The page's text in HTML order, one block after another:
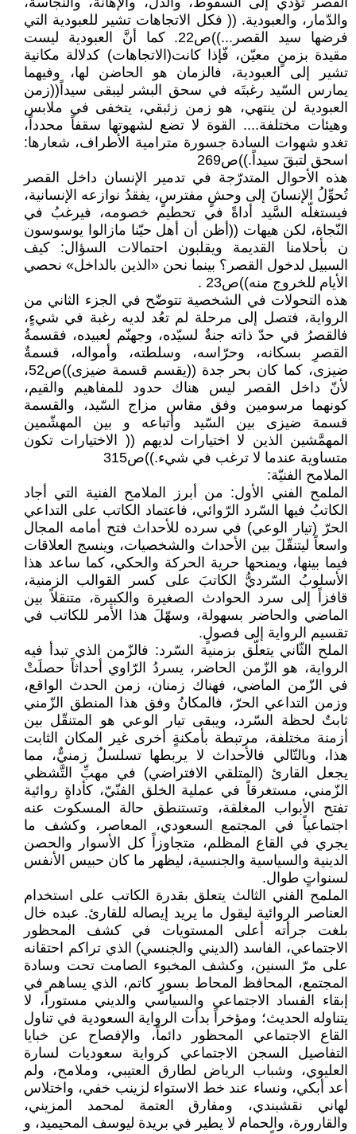
والدّمار، والعبودية. (( فكل الاتجاهات تشير للعبودية التي
فرضها سيد القصر...))ص22. كما أنَّ العبودية ليست
مقيدة بزمنٍ معيّن، فّإذا كانت(الاتجاهات) كدلالة مكانية
تشير إلى العبودية، فالزمان هو الحاضن لها، وفيهما
يمارس السّيد رغبتَه في سحق البشر ليبقى سيداً((زمن
العبودية لن ينتهي، هو زمن زئبقي، يتخفى في ملابس
وهيئات مختلفة.... القوة لا تضع لشهوتها سقفاً محدداً،
تغدو شهوات السادة جسورة مترامية الأطراف، شعارها:
اسحق لتبقَ سيداً.))ص269
هذه الأحوال المتدرّجة في تدمير الإنسان داخل القصر
تُحوِّلُ الإنسانَ إلى وحشٍ مفترسٍ، يفقدُ نوازعه الإنسانية،
فيستغلّه السَّيد أداةً في تحطيم خصومه، فيرغبُ في
النّجاة، لكن هيهات ((أظن أن أهل حيّنا مازالوا يوسوسون
ن بأحلامنا القديمة ويقلبون احتمالات السؤال: كيف
السبيل لدخول القصر؟ بينما نحن «الذين بالداخل» نحصي
الأيام للخروج منه))ص23 .
هذه التحولات في الشخصية تتوضّح في الجزء الثاني من
الرواية، فتصل إلى مرحلة لم تعُد لديه رغبة في شيءٍ،
فالقصرُ في حدّ ذاته جنةٌ لسيّده، وجهنّم لعبيده، فقسمةُ
القصرِ بسكانه، وحرّاسه، وسلطته، وأمواله، قسمةٌ
ضيزى، كما كان بحر جدة ((يقسم قسمة ضيزى))ص52،
لأنّ داخل القصر ليس هناك حدود للمفاهيم والقيم،
كونهما مرسومين وفق مقاس مزاج السّيد، والقسمة
قسمة ضيزى بين السّيد وأتباعه و بين المهشّمين
المهمَّشين الذين لا اختيارات لديهم (( الاختيارات تكون
متساوية عندما لا ترغب في شيء.))ص315
الملامح الفنيّة:
الملمح الفني الأول: من أبرز الملامح الفنية التي أجاد
الكاتبُ فيها السّرد الرّوائي، فاعتماد الكاتب على التداعي
الحرّ (تيار الوعي) في سرده للأحداث فتح أمامه المجال
واسعاً ليتنقّلَ بين الأحداث والشخصيات، وينسج العلاقات
فيما بينها، ويمنحها حرية الحركة والحكي، كما ساعد هذا
الأسلوبُ السّرديُّ الكاتبَ على كسر القوالب الزمنية،
قافزاً إلى سرد الحوادث الصغيرة والكبيرة، متنقلاً بين
الماضي والحاضر بسهولة، وسهّلَ هذا الأمر للكاتب في
تقسيم الرواية إلى فصولٍ.
الملح الثّاني يتعلّق بزمنية السّرد: فالزّمن الذي تبدأ فيه
الرواية، هو الزّمن الحاضر، يسردُ الرّاوي أحداثاً حصلَتْ
في الزّمن الماضي، فهناك زمنان، زمن الحدث الواقع،
وزمن التداعي الحرّ، فالمكانُ وفق هذا المنطق الزّمني
ثابتٌ لحظة السّرد، ويبقى تيار الوعي هو المتنقّل بين
أزمنة مختلفة، مرتبطة بأمكنةٍ أخرى غير المكان الثابت
هذا، وبالتّالي فالأحداث لا يربطها تسلسلٌ زمنيٌّ، مما
يجعل القارئ (المتلقي الافتراضي) في مهبِّ التَّشظي
الزّمني، مستغرقاً في عملية الخلق الفنّيّ، كأداةٍ روائية
تفتح الأبواب المغلقة، وتستنطق حالة المسكوت عنه
اجتماعياً في المجتمع السعودي، المعاصر، وكشف ما
يجري في القاع المظلم، متجاوزاً كل الأسوار والحصن
الدينية والسياسية والجنسية، ليظهر ما كان حبيس الأنفس
لسنواتٍ طوال.
الملمح الفني الثالث يتعلق بقدرة الكاتب على استخدام
العناصر الروائية ليقول ما يريد إيصاله للقارئ. عبده خال
بلغت جرأته أعلى المستويات في كشف المحظور
الاجتماعي، الفاسد (الديني والجنسي) الذي تراكم احتقانه
على مرّ السنين، وكشف المخبوء الصامت تحت وسادة
المجتمع، المحافظ المحاط بسورٍ كاتم، الذي يساهم في
إبقاء الفساد الاجتماعي والسياسي والديني مستوراً، لا
يتناوله الحديث؛ ومؤخراً بدأت الرواية السعودية في تناول
القاع الاجتماعي المحظور دائماً، والإفصاح عن خبايا
التفاصيل السجن الاجتماعي كرواية سعوديات لسارة
العليوي، وشباب الرياض لطارق العتيبي، وملامح، ولم
أعد أبكي، ونساء عند خط الاستواء لزينب خفي، واختلاس
لهاني نقشبندي، ومفارق العتمة لمحمد المزيني،
والقارورة، والحمام لا يطير في بريدة ليوسف المحيميد، و